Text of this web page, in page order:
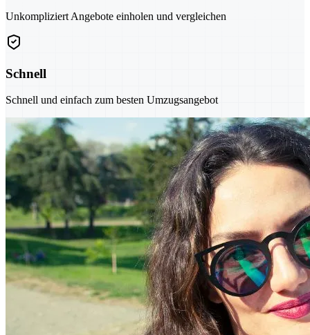
Unkompliziert Angebote einholen und vergleichen
Schnell
Schnell und einfach zum besten Umzugsangebot